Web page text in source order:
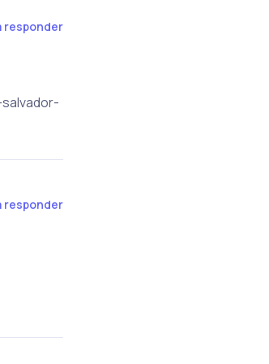
responder
responder